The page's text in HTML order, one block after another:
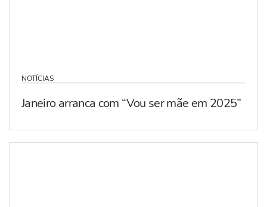
NOTÍCIAS
Janeiro arranca com “Vou ser mãe em 2025”